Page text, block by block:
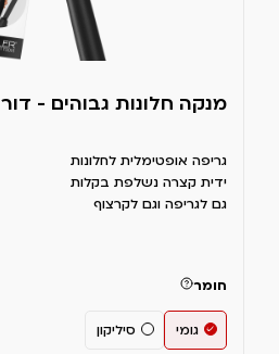
מנקה חלונות גבוהים - דור 2
גריפה אופטימלית לחלונות
ידית קצרה נשלפת בקלות
גם לגריפה וגם לקרצוף
חומר
גומי סיליקון